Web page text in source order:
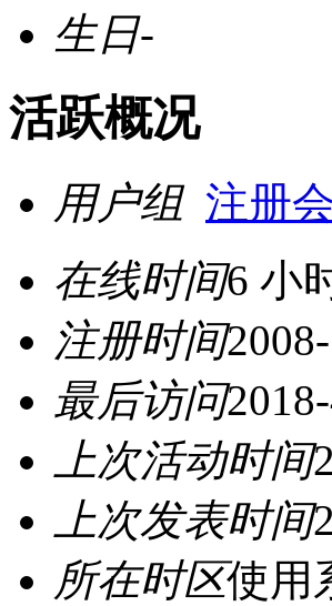
生日-
活跃概况
用户组 注册
在线时间6 小
注册时间
最后访问
上次活动时间
上次发表时间
所在时区使用